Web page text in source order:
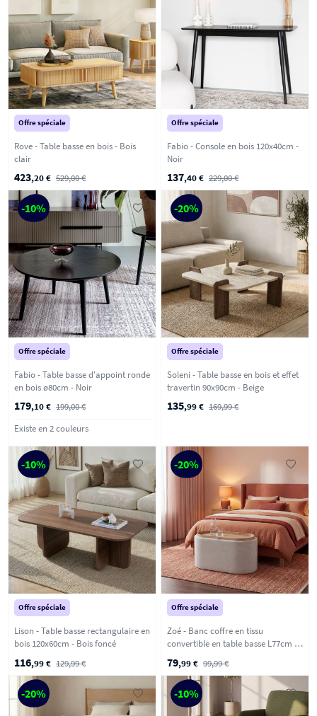
Offre spéciale
Rove - Table basse en bois - Bois
clair
423,20 € 529,00 €
Offre spéciale
Fabio - Console en bois 120x40cm -
Noir
137,40 € 229,00 €
-10%
Offre spéciale
Fabio - Table basse d'appoint ronde
en bois ø80cm - Noir
179,10 € 199,00 €
Existe en 2 couleurs
-20%
Offre spéciale
Soleni - Table basse en bois et effet
travertin 90x90cm - Beige
135,99 € 169,99 €
-10%
Offre spéciale
Lison - Table basse rectangulaire en
bois 120x60cm - Bois foncé
116,99 € 129,99 €
-20%
Offre spéciale
Zoé - Banc coffre en tissu
convertible en table basse L77cm -
79,99 € 99,99 €
-20% -10%